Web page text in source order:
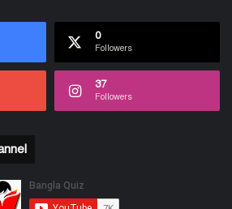
0
Followers
37
Followers